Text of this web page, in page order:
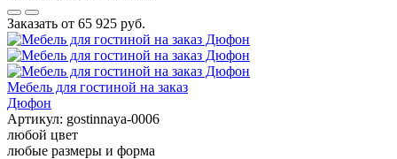
Заказать от 65 925 руб.
Мебель для гостиной на заказ
Дюфон
Артикул: gostinnaya-0006
любой цвет
любые размеры и форма